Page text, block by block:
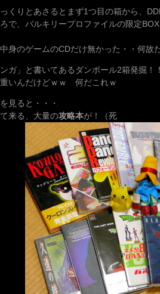
くりとあさるとまず1つ目の箱から、
で、バルキリープロファイルの限定
身のゲームのCDだけ無かった・・何故
ガ」と書いてあるダンボール2箱発掘！！
いんだけどｗｗ 何だこれｗ
見ると・・・
来る、大量の攻略本が！（死